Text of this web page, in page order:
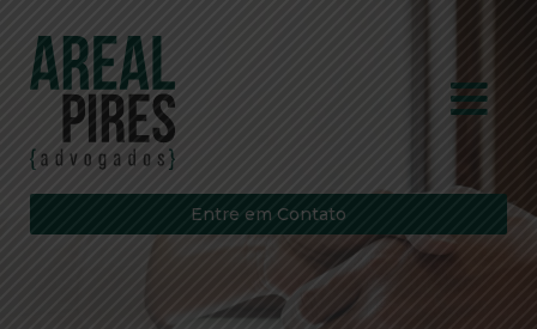
Entre em Contato